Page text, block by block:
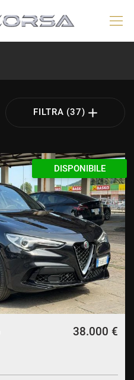
FILTRA (37)
DISPONIBILE
38.000 €